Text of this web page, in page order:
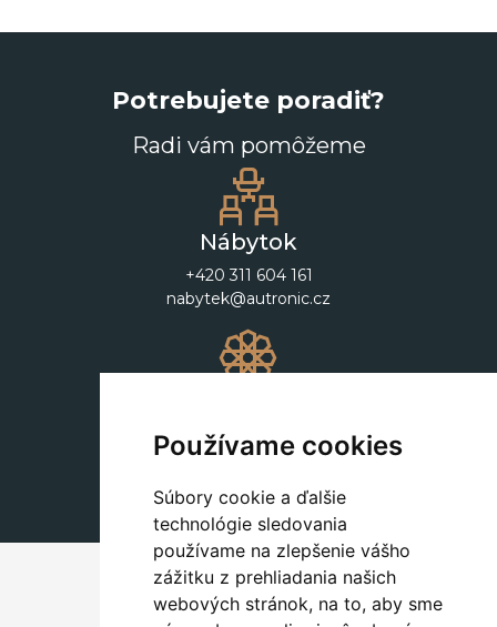
Používame cookies
Súbory cookie a ďalšie
technológie sledovania
používame na zlepšenie vášho
zážitku z prehliadania našich
webových stránok, na to, aby sme
Potrebujete poradiť?
Radi vám pomôžeme
Nábytok
+420 311 604 161
nabytek@autronic.cz
+420 311 604 182
dekorace@autronic.cz